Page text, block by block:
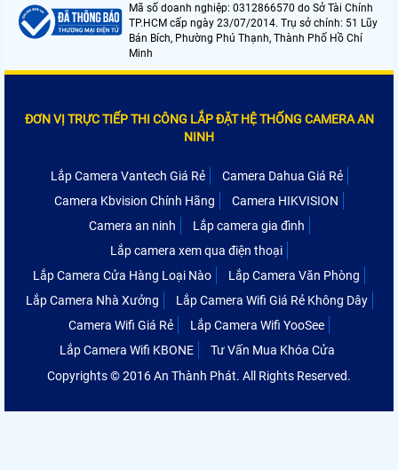
Mã số doanh nghiệp: 0312866570 do Sở Tài Chính
TP.HCM cấp ngày 23/07/2014. Trụ sở chính: 51 Lũy
Bán Bích, Phường Phú Thạnh, Thành Phố Hồ Chí
Minh
ĐƠN VỊ TRỰC TIẾP THI CÔNG LẮP ĐẶT HỆ THỐNG CAMERA AN
NINH
Lắp Camera Vantech Giá Rẻ
Camera Dahua Giá Rẻ
Camera Kbvision Chính Hãng
Camera HIKVISION
Camera an ninh
Lắp camera gia đình
Lắp camera xem qua điện thoại
Lắp Camera Cửa Hàng Loại Nào
Lắp Camera Văn Phòng
Lắp Camera Nhà Xưởng
Lắp Camera Wifi Giá Rẻ Không Dây
Camera Wifi Giá Rẻ
Lắp Camera Wifi YooSee
Lắp Camera Wifi KBONE
Tư Vấn Mua Khóa Cửa
Copyrights © 2016 An Thành Phát. All Rights Reserved.